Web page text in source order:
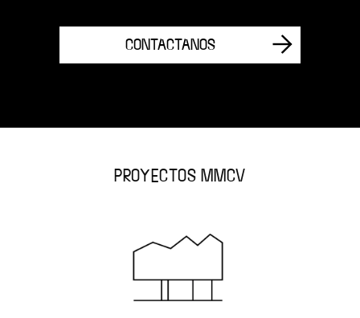
CONTACTANOS
PROYECTOS MMCV